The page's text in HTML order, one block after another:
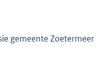
gemeente Zoetermeer